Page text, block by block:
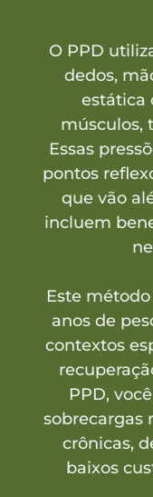
O PPD
dedos,
estática
músculos,
Essas
pontos
que vão
incluem
Este
anos de
contextos
PPD,
sobrecargas
crônicas,
baixos